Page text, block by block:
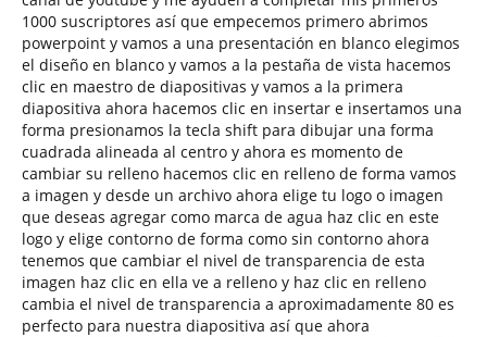
1000 suscriptores así que empecemos primero abrimos
powerpoint y vamos a una presentación en blanco elegimos
el diseño en blanco y vamos a la pestaña de vista hacemos
clic en maestro de diapositivas y vamos a la primera
diapositiva ahora hacemos clic en insertar e insertamos una
forma presionamos la tecla shift para dibujar una forma
cuadrada alineada al centro y ahora es momento de
cambiar su relleno hacemos clic en relleno de forma vamos
a imagen y desde un archivo ahora elige tu logo o imagen
que deseas agregar como marca de agua haz clic en este
logo y elige contorno de forma como sin contorno ahora
tenemos que cambiar el nivel de transparencia de esta
imagen haz clic en ella ve a relleno y haz clic en relleno
cambia el nivel de transparencia a aproximadamente 80 es
perfecto para nuestra diapositiva así que ahora